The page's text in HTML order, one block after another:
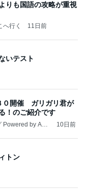
りも国語の攻略が重視
へ行く 11日前
いテスト
０開催 ガリガリ君が
！のご紹介です
by Ame
10日前
トン